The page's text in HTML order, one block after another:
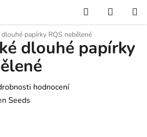
Hledat
KOŠÍK
papírky RQS nebělené
dlouhé papírky
hodnocení
Seeds